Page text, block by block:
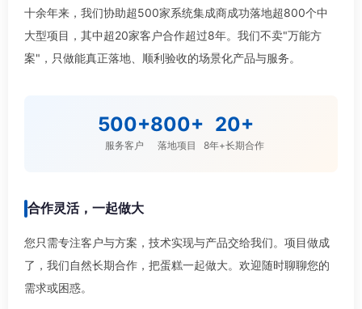
十余年来，我们协助超500家系统集成商成功落地超800个中
大型项目，其中超20家客户合作超过8年。我们不卖"万能方
案"，只做能真正落地、顺利验收的场景化产品与服务。
500+
服务客户
800+
落地项目
20+
8年+长期合作
合作灵活，一起做大
您只需专注客户与方案，技术实现与产品交给我们。项目做成
了，我们自然长期合作，把蛋糕一起做大。欢迎随时聊聊您的
需求或困惑。